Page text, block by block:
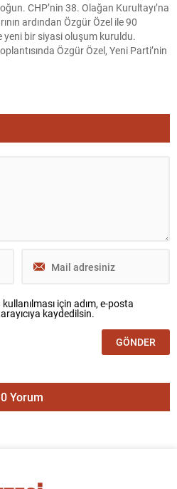
CHP’nin 38. Olağan Kurultayı’na
ardından Özgür Özel ile 90
bir siyasi oluşum kuruldu.
Özgür Özel, Yeni Parti’nin
Yeni Parti, kuruluş sürecini
için adım, e-posta
kaydedilsin.
Yorum